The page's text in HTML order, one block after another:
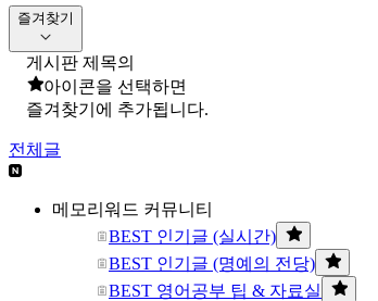
즐겨찾기
게시판 제목의
아이콘을 선택하면
즐겨찾기에 추가됩니다.
전체글
메모리워드 커뮤니티
BEST 인기글 (실시간)
BEST 인기글 (명예의 전당)
BEST 영어공부 팁 & 자료실